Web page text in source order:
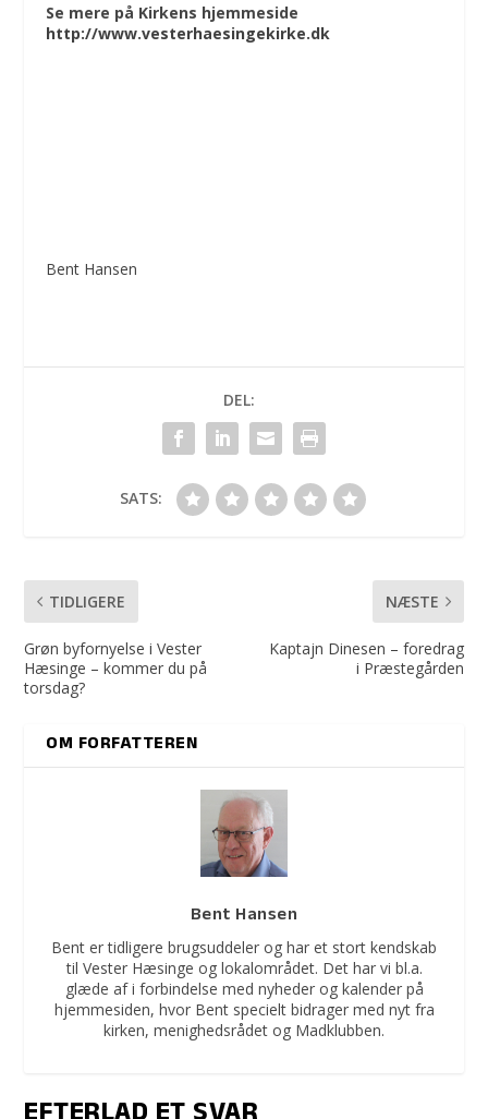
Se mere på Kirkens hjemmeside
http://www.vesterhaesingekirke.dk
Bent Hansen
DEL:
SATS:
TIDLIGERE
Grøn byfornyelse i Vester
Hæsinge – kommer du på
torsdag?
NÆSTE
Kaptajn Dinesen – foredrag
i Præstegården
OM FORFATTEREN
Bent Hansen
Bent er tidligere brugsuddeler og har et stort kendskab
til Vester Hæsinge og lokalområdet. Det har vi bl.a.
glæde af i forbindelse med nyheder og kalender på
hjemmesiden, hvor Bent specielt bidrager med nyt fra
kirken, menighedsrådet og Madklubben.